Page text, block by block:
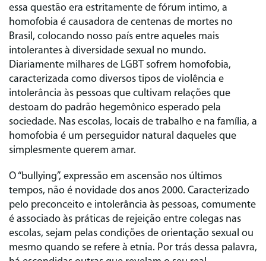
essa questão era estritamente de fórum intimo, a
homofobia é causadora de centenas de mortes no
Brasil, colocando nosso país entre aqueles mais
intolerantes à diversidade sexual no mundo.
Diariamente milhares de LGBT sofrem homofobia,
caracterizada como diversos tipos de violência e
intolerância às pessoas que cultivam relações que
destoam do padrão hegemônico esperado pela
sociedade. Nas escolas, locais de trabalho e na família, a
homofobia é um perseguidor natural daqueles que
simplesmente querem amar.
O “bullying”, expressão em ascensão nos últimos
tempos, não é novidade dos anos 2000. Caracterizado
pelo preconceito e intolerância às pessoas, comumente
é associado às práticas de rejeição entre colegas nas
escolas, sejam pelas condições de orientação sexual ou
mesmo quando se refere à etnia. Por trás dessa palavra,